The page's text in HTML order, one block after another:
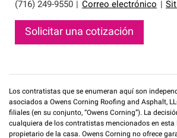
(716) 249-9550 Correo electrónico
Solicitar una cotización
Los contratistas que se enumeran aquí son
asociados a Owens Corning Roofing and Asphalt,
filiales (en su conjunto, “Owens Corning”). La
cualquiera de los contratistas mencionados en esta
propietario de la casa. Owens Corning no ofrece